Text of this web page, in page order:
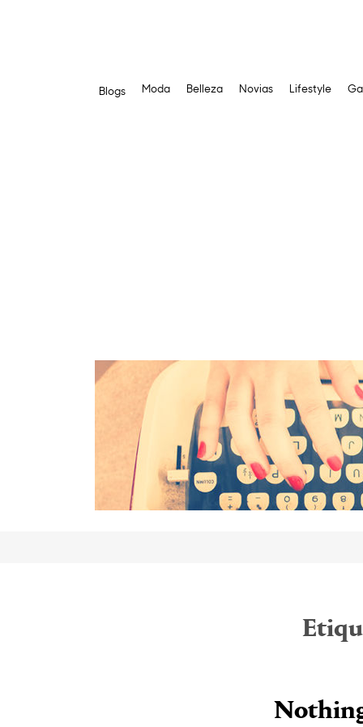
Blogs Moda Belleza Novias Lifestyle